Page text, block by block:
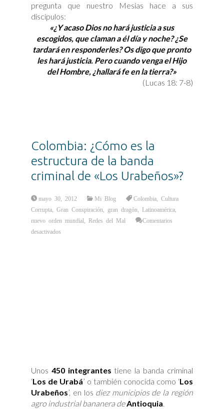
pregunta que nuestro Mesías hace a sus
discípulos:
«¿Y acaso Dios no hará justicia a sus
escogidos, que claman a él día y noche? ¿Se
tardará en responderles? Os digo que pronto
les hará justicia. Pero cuando venga el Hijo
del Hombre, ¿hallará fe en la tierra?»
(Lucas 18: 7-8)
Colombia: ¿Cómo es la
estructura de la banda
criminal de «Los Urabeños»?
mayo 30, 2012 Mi Blog Colombia ,Cultura
Corrupta ,Gran Conspiración gran dragón Latinoamérica
nuevo orden mundial
Redes del Mal
Comentarios
desactivados
Unos450 integrantes tiene la banda criminal
‘Los de Urabá’ o también conocida como ‘Los
Urabeños’, en los diez municipios de la región
agro industrial bananera deAntioquia.